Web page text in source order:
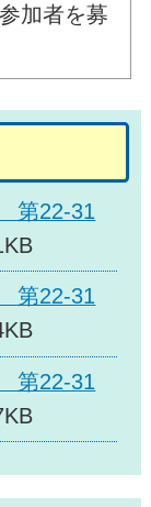
加者を募
第22-31
第22-31
第22-31